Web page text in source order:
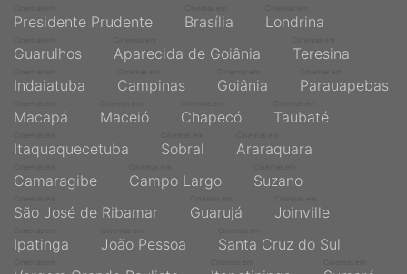
Presidente Prudente Brasília Londrina
Guarulhos Aparecida de Goiânia Teresina
Indaiatuba Campinas Goiânia Parauapebas
Macapá Maceió Chapecó Taubaté
Itaquaquecetuba Sobral Araraquara
Camaragibe Campo Largo Suzano
São José de Ribamar Guarujá Joinville
Ipatinga João Pessoa Santa Cruz do Sul